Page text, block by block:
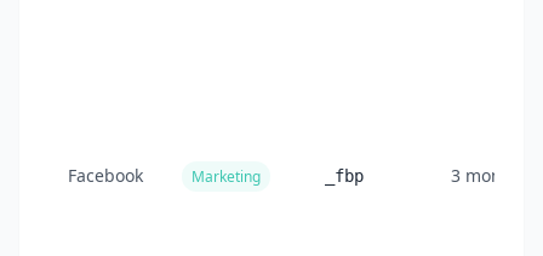
Facebook Marketing _fbp 3 months